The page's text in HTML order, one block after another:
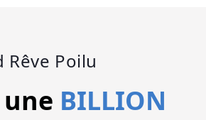
Rêve Poilu
BILLION